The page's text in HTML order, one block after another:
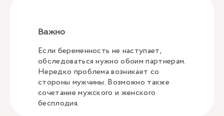
Важно
Если беременность не наступает,
обследоваться нужно обоим партнерам.
Нередко проблема возникает со
стороны мужчины. Возможно также
сочетание мужского и женского
бесплодия.